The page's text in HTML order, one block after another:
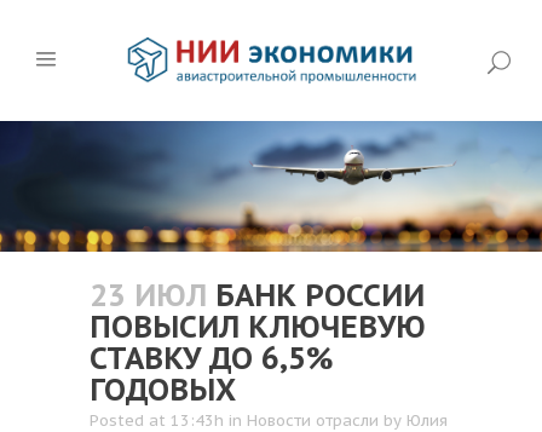
23 ИЮЛ БАНК РОССИИ
ПОВЫСИЛ КЛЮЧЕВУЮ
СТАВКУ ДО 6,5%
ГОДОВЫХ
Posted at 13:43h in Новости отрасли by Юлия